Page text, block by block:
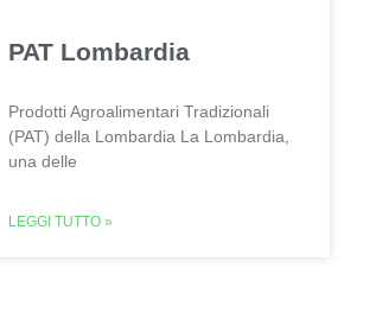
PAT Lombardia
Prodotti Agroalimentari Tradizionali
(PAT) della Lombardia La Lombardia,
una delle
LEGGI TUTTO »